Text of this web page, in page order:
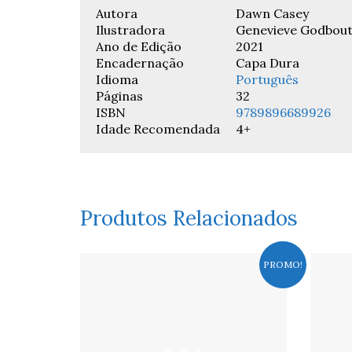
Autora
Dawn Casey
Ilustradora
Genevieve Godbout
Ano de Edição
2021
Encadernação
Capa Dura
Idioma
Português
Páginas
32
ISBN
9789896689926
Idade Recomendada
4+
Produtos Relacionados
PROMO!